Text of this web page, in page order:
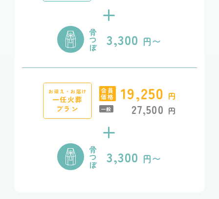
+
骨
つ
ぼ 3,300 円〜
お迎え・お届け
一任火葬
プラン
会員
価格 19,250 円
一般 27,500 円
+
骨
つ
ぼ 3,300 円〜